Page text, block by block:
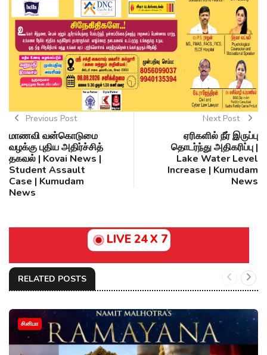
Previous Post
மாணவி வன்கொடுமை
வழக்கு புதிய அதிர்ச்சித்
தகவல் | Kovai News |
Student Assault
Case | Kumudam
News
Next Post
ஏரிகளில் நீர் இருப்பு
தொடர்ந்து அதிகரிப்பு |
Lake Water Level
Increase | Kumudam
News
LIVE 24 X 7
RELATED POSTS
சினிமா